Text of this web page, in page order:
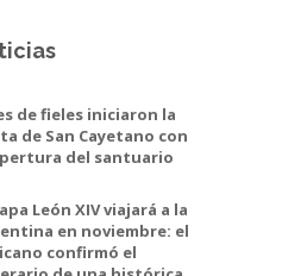
de fieles iniciaron la
de San Cayetano con
del santuario
León XIV viajará a la
en noviembre: el
confirmó el